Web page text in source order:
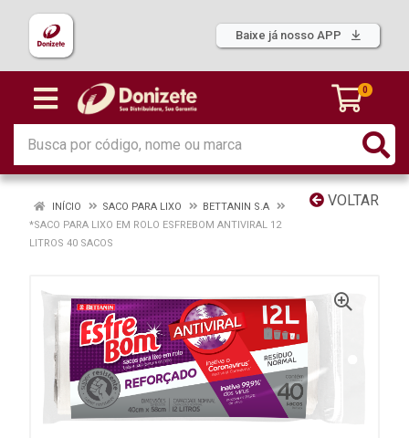
Baixe já nosso APP
0
VOLTAR
INÍCIO SACO PARA LIXO
BETTANIN S.A
*SACO PARA LIXO EM ROLO ESFREBOM ANTIVIRAL 12
LITROS 40 SACOS